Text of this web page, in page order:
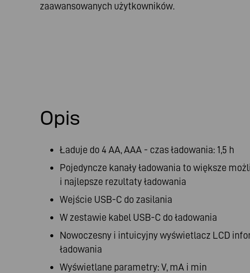
zaawansowanych użytkowników.
Opis
Ładuje do 4 AA, AAA - czas ładowania: 1,5 h
Pojedyncze kanały ładowania to większe
i najlepsze rezultaty ładowania
Wejście USB-C do zasilania
W zestawie kabel USB-C do ładowania
Nowoczesny i intuicyjny wyświetlacz LCD
ładowania
Wyświetlane parametry: V, mA i min